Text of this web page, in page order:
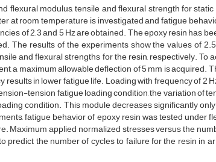
flexural modulus, tensile and flexural strength for
at room temperature is investigated and fatigue
of 2, 3 and 5 Hz are obtained. The epoxy resin has
The results of the experiments show the values of
and flexural strengths for the resin, respectively. To
a maximum allowable deflection of 5 mm is acquired.
in lower fatigue life. Loading with frequency of 2
tension fatigue loading condition, the variation of
condition. This module decreases significantly
fatigue behavior of epoxy resin was tested under
Maximum applied normalized stresses versus the
the number of cycles to failure for the resin in